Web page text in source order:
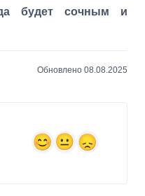
будет сочным и
Обновлено 08.08.2025